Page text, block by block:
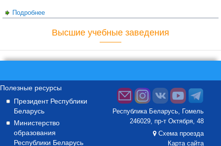
Подробнее
Высшие учебные заведения
Полезные ресурсы
Президент Республики
Беларусь
Министерство
образования
Республики Беларусь
Республика Беларусь, Гомель
246029, пр-т Октября, 48
Схема проезда
Карта сайта